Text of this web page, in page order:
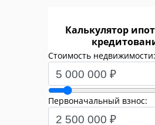
Калькулятор
Стоимость недвижимости:
Первоначальный взнос: